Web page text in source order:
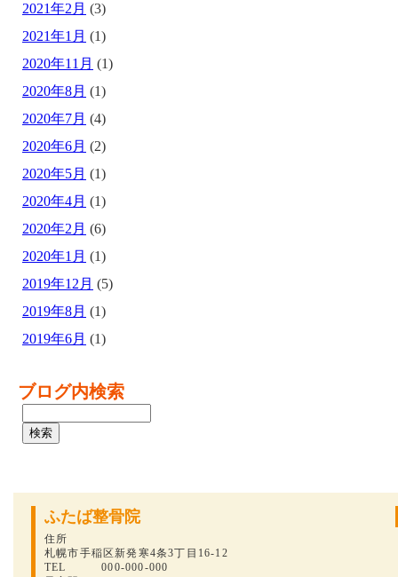
2021年2月 (3)
2021年1月 (1)
2020年11月 (1)
2020年8月 (1)
2020年7月 (4)
2020年6月 (2)
2020年5月 (1)
2020年4月 (1)
2020年2月 (6)
2020年1月 (1)
2019年12月 (5)
2019年8月 (1)
2019年6月 (1)
ブログ内検索
ふたば整骨院
住所
札幌市手稲区新発寒4条3丁目16-12
TEL 000-000-000